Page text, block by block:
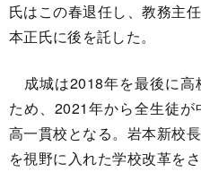
氏はこの春退任し、教務主
本正氏に後を託した。
成城は2018年を最後に高
ため、2021年から全生徒
高一貫校となる。岩本新校
を視野に入れた学校改革を